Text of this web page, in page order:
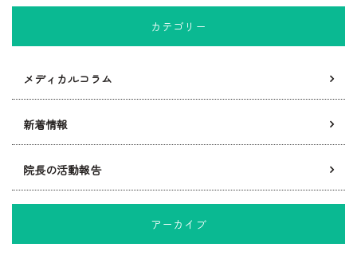
カテゴリー
メディカルコラム
新着情報
院長の活動報告
アーカイブ